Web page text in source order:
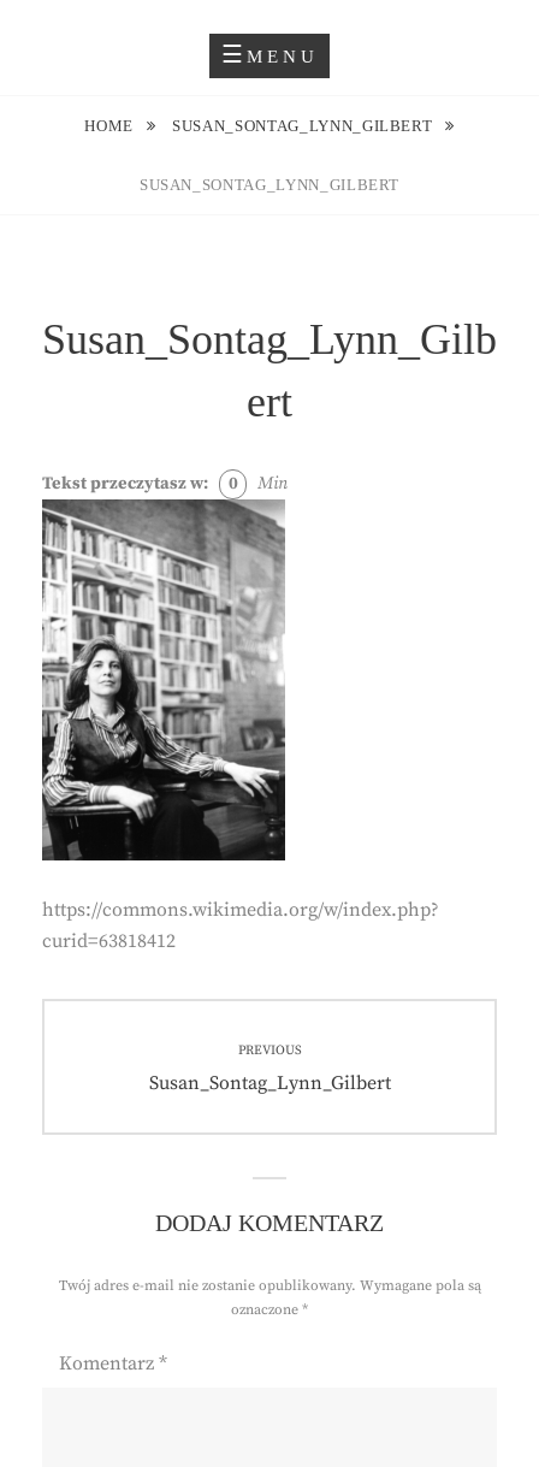
JUSTYNA EWA GROCHOWSKA
MENU
HOME SUSAN_SONTAG_LYNN_GILBERT
SUSAN_SONTAG_LYNN_GILBERT
Susan_Sontag_Lynn_Gilb
ert
Tekst przeczytasz w: 0 Min
https://commons.wikimedia.org/w/index.php?
curid=63818412
PREVIOUS
Previous
Susan_Sontag_Lynn_Gilbert
DODAJ KOMENTARZ
Twój adres e-mail nie zostanie opublikowany. Wymagane pola są
oznaczone *
Komentarz *